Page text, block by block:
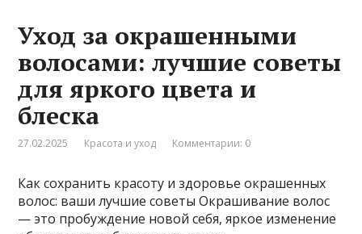
Уход за окрашенными
волосами: лучшие советы
для яркого цвета и
блеска
27.02.2025 Красота и уход Комментарии: 0
Как сохранить красоту и здоровье окрашенных
волос: ваши лучшие советы Окрашивание волос
— это пробуждение новой себя, яркое изменение